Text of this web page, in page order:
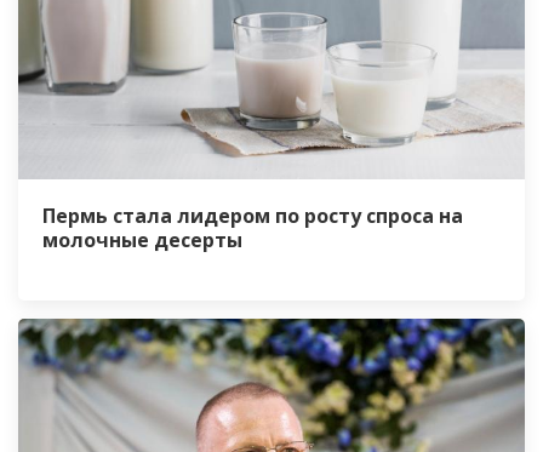
Пермь стала лидером по росту спроса на
молочные десерты